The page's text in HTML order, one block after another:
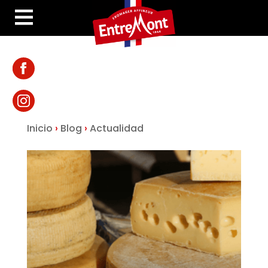
Inicio › Blog › Actualidad